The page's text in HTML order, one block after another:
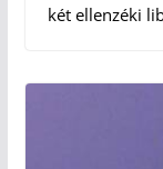
két ellenzéki